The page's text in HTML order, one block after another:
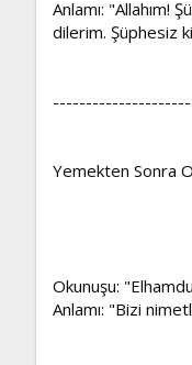
Anlamı: "Allahım!
dilerim. Şüphesiz
Yemekten Sonra
Okunuşu:
Anlamı: "Bizi